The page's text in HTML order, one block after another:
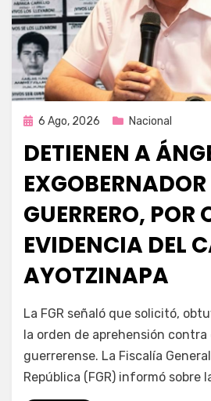
Publicada
6 Ago, 2026 Nacional
DETIENEN A
EXGOBERNADOR
GUERRERO, POR
EVIDENCIA DEL
AYOTZINAPA
porFernando Miranda Servín
La FGR señaló que solicitó,
la orden de aprehensión
guerrerense. La Fiscalía
República (FGR) informó sobre